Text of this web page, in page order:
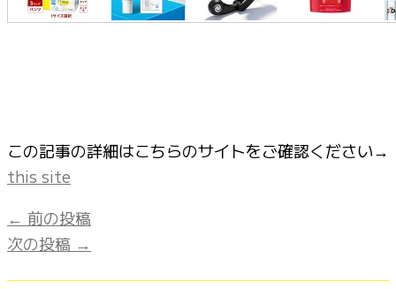
この記事の詳細はこちらのサイトをご確認ください→
this site
← 前の投稿
次の投稿 →